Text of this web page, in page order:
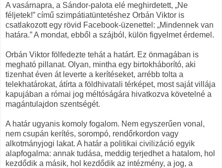
A vasárnapra, a Sándor-palota elé meghirdetett, „Ne
féljetek!” című szimpátiatüntetéshez Orbán Viktor is
csatlakozott egy rövid Facebook-üzenettel: „Mindennek van
határa.” A mondat, ebből a szájból, külön figyelmet érdemel.
Orbán Viktor fölfedezte tehát a határt. Ez önmagában is
megható pillanat. Olyan, mintha egy birtokháborító, aki
tizenhat éven át leverte a kerítéseket, arrébb tolta a
telekhatárokat, átírta a földhivatali térképet, most saját villája
kapujában a római jog méltóságára hivatkozva követelné a
magántulajdon szentségét.
A határ ugyanis komoly fogalom. Nem egyszerűen vonal,
nem csupán kerítés, sorompó, rendőrkordon vagy
alkotmányjogi lakat. A határ a politikai civilizáció egyik
alapfogalma: annak tudása, meddig terjedhet a hatalom, hol
kezdődik a másik, hol kezdődik az intézmény, a jog, a